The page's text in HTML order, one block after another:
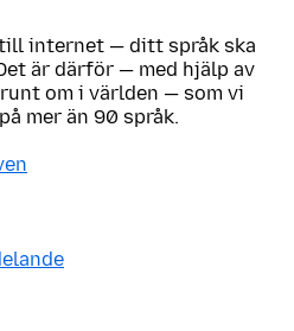
internet — ditt språk ska
är därför — med hjälp av
om i världen — som vi
mer än 90 språk.